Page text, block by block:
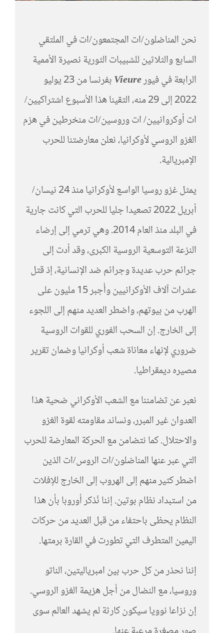
نحن المناضلون/ات المجتمعون/ات في الملتقي
السابع والثلاثين للشبيبات الثورية نصيرة الأممية
الرابعة في فيورVieure
بفرنسا من 23 يوليو
2022 إلى 29 منه، التقينا هذا الأسبوع اشتراكيين/
ات أوكروانيين/ ات وروسين/ات منخرطين في هزم
الغزو الروسي لأوكرانيا، نعلن معارضتنا للحرب
الإمبريالية.
يمثل غزو روسيا الواسع لأوكرانيا منذ 24 نيسان/
أبريل 2022 تصعيدا جليا للحرب التي كانت جارية
في البلد منذ العام 2014. وهي ترمي إلى إرضاء
النزعة التوسعية الروسية الكبرى، وقد أدت إلى
جرائم حرب عديدة وجرائم ضد الإنسانية، إذ قتل
عشرات آلاف الأوكرانيين وأُجبر 15 مليون على
الهرب من بيوتهم، واضطر العديد منهم إلى اللجوء
إلى الخارج. إن السحب الفوري للقوات الروسية
ضروري لإنهاء معاناة شعب أوكرانيا وضمان تقرير
مصيره ديمقراطيا.
نعبر عن تضامننا مع الشعب الأوكراني ضحية هذا
العدوان غير المبرر، ونساند مقاومته لقوة الغزو
والاحتلال. كما نتضامن مع الحركة المعارضة للحرب
التي عبر عنها المناضلون/ات الروس/ات الذين
اضطر كثير منهم إلى الهروب إلى الخارج للإفلات
من استبداد نظام بوتين. إننا نُذكر أوروبا بأن هذا
النظام يحظى باحتفاء من قبل العديد من حركات
اليمين المتطرف التي تطورت في القارة برمتها.
إننا نحذر من كل حرب بين امبرياليتين، الناتو
وروسيا، مع النضال من أجل هزيمة الغزو الروسي.
إن نزاعا نوويا سيكون كارثة لم يشهد العالم سوى